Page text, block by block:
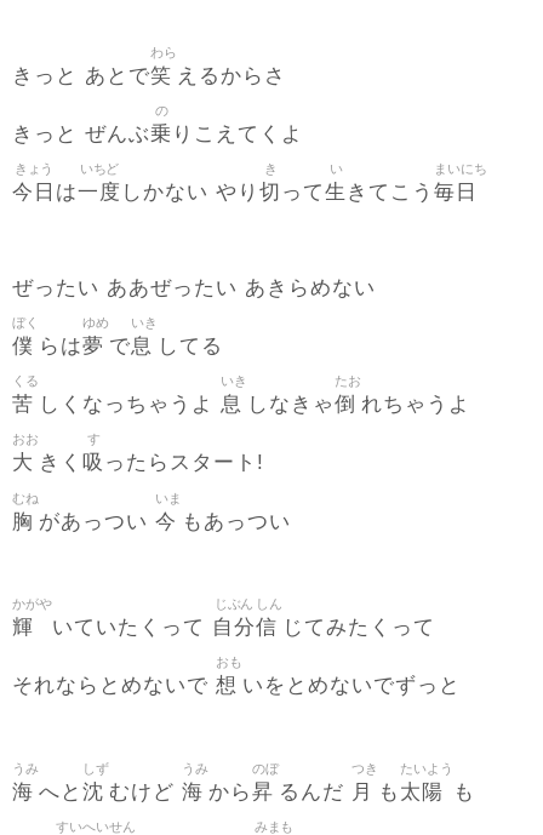
きっと あとで笑
わら
えるからさ
きっと ぜんぶ乗
の
りこえてくよ
今日
きょう
は一度
いちど
しかない やり 切
き
って生
い
きてこう 毎日
まいにち
ぜったい ああぜったい あきらめない
僕
ぼく
らは夢
ゆめ
で息
いき
してる
苦
くる
しくなっちゃうよ 息
いき
しなきゃ倒
たお
れちゃうよ
大
おお
きく 吸
す
ったらスタート!
胸
むね
があっつい 今
いま
もあっつい
輝
かがや
いていたくって 自分
じぶん
信
しん
じてみたくって
それならとめないで 想
おも
いをとめないでずっと
海
うみ
へと 沈
しず
むけど 海
うみ
から昇
のぼ
るんだ 月
つき
も 太陽
たいよう
も
すいへいせん みまも